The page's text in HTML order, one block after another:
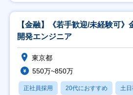
【金融】《若手歓迎/未経験可》
開発エンジニア
東京都
550万~850万
正社員採用 20代におすすめ 土